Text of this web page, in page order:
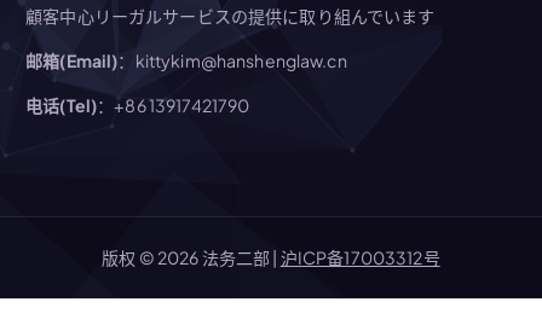
顧客中心リーガルサービスの提供に取り組んでいます
邮箱(Email)：kittykim@hanshenglaw.cn
电话(Tel)：+86 13917421790
版权 © 2026 法务二部 | 沪ICP备17003312号